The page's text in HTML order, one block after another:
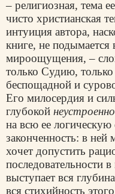
– религиозная, тема
чисто христианская
интуиция автора,
книге, не подымается
мироощущения, –
только Судию, только
беспощадной и
Его милосердия и
глубокой
на всю ее
законченность: в ней
хочет допустить
последовательности
выступает вся
вся стихийность